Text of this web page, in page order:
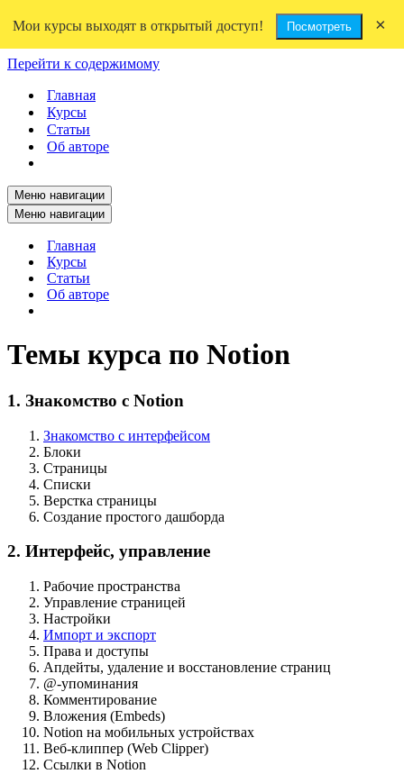
Перейти к содержимому
Главная
Курсы
Статьи
Об авторе
Меню навигации
Меню навигации
Главная
Курсы
Статьи
Об авторе
Темы курса по Notion
1. Знакомство с Notion
Знакомство с интерфейсом
Блоки
Страницы
Списки
Верстка страницы
Создание простого дашборда
2. Интерфейс, управление
Рабочие пространства
Управление страницей
Настройки
Импорт и экспорт
Права и доступы
Апдейты, удаление и восстановление страниц
@-упоминания
Комментирование
Вложения (Embeds)
Notion на мобильных устройствах
Веб-клиппер (Web Clipper)
Ссылки в Notion
Мои курсы выходят в открытый доступ! Посмотреть ×